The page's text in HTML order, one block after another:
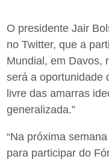
O presidente Jair
no Twitter, que a
Mundial, em Davos,
será a oportunidade
livre das amarras
generalizada.”
“Na próxima
para participar do